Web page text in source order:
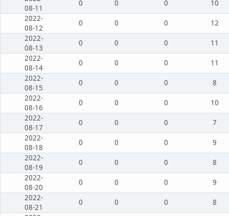
08-11
0 0 0
10
2022-
08-12
0 0 0
12
2022-
08-13
0 0 0
11
2022-
08-14
0 0 0
11
2022-
08-15
0 0 0
8
2022-
08-16
0 0 0
10
2022-
08-17
0 0 0
7
2022-
08-18
0 0 0
9
2022-
08-19
0 0 0
8
2022-
08-20
0 0 0
9
2022-
08-21
0 0 0
8